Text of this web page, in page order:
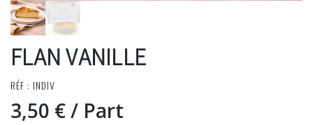
FLAN VANILLE
RÉF : INDIV
3,50 €/ Part